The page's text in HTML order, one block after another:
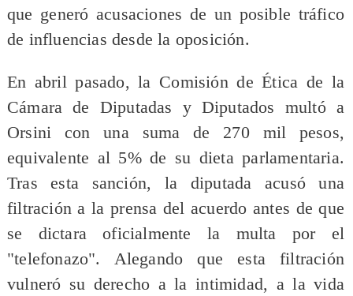
que generó acusaciones de un posible tráfico
de influencias desde la oposición.
En abril pasado, la Comisión de Ética de la
Cámara de Diputadas y Diputados multó a
Orsini con una suma de 270 mil pesos,
equivalente al 5% de su dieta parlamentaria.
Tras esta sanción, la diputada acusó una
filtración a la prensa del acuerdo antes de que
se dictara oficialmente la multa por el
"telefonazo". Alegando que esta filtración
vulneró su derecho a la intimidad, a la vida